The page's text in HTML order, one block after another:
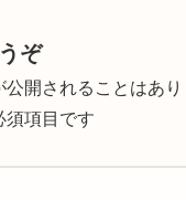
ぞ
開されることはあり
須項目です